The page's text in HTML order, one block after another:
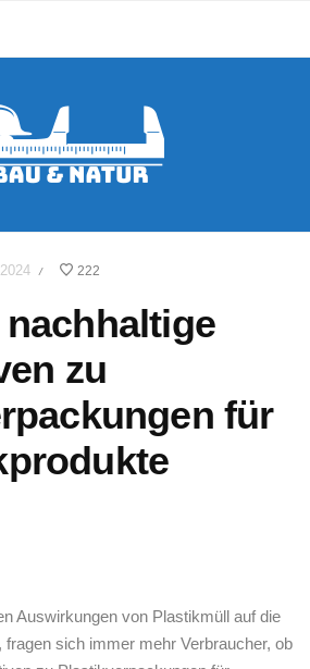
/ 222
zu
für
Auswirkungen von Plastikmüll auf ⁤die‌
sich immer mehr ‍Verbraucher, ⁣ob